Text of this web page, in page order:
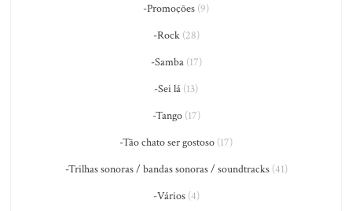
-Promoções (9)
-Rock(28)
-Samba(17)
-Sei lá (13)
-Tango(17)
-Tão chato ser gostoso (17)
-Trilhas sonoras / bandas sonoras / soundtracks(41)
-Vários(4)